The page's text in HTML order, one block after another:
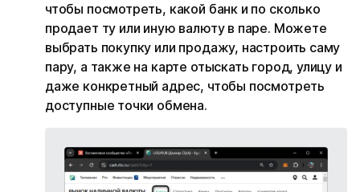
чтобы посмотреть, какой банк и по сколько
продает ту или иную валюту в паре. Можете
выбрать покупку или продажу, настроить саму
пару, а также на карте отыскать город, улицу и
даже конкретный адрес, чтобы посмотреть
доступные точки обмена.